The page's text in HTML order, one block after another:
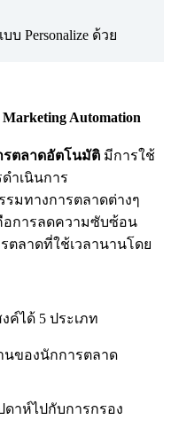
บ Personalize ด้วย
Automation
รตลาดอัตโนมัติ มีการใช้
ำเนินการ
มทางการตลาดต่างๆ
การลดความซับซ้อน
ตลาดที่ใช้เวลานานโดย
ค์ได้ 5 ประเภท
นของนักการตลาด
ดาห์ไปกับการกรอง